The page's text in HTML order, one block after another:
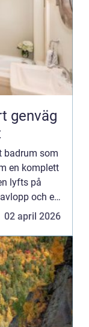
badrum som
en komplett
lyfts på
och el
Den här
02 april 2026